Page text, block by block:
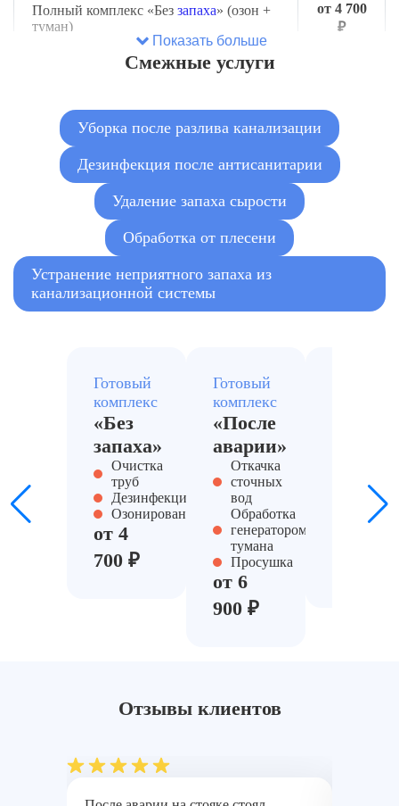
Полный комплекс «Без запаха» (озон +
туман)
от 4 700
₽
Контрольная обработка через 7 дней
Показать больше
Смежные услуги
Уборка после разлива канализации
Дезинфекция после антисанитарии
Удаление запаха сырости
Обработка от плесени
Устранение неприятного запаха из
канализационной системы
Готовый
комплекс
«Без
запаха»
Очистка
труб
Дезинфекция
Озонирование
от 4
700 ₽
Готовый
комплекс
«После
аварии»
Откачка
сточных
вод
Обработка
генератором
тумана
Просушка
от 6
900 ₽
запаха
Отзывы клиентов